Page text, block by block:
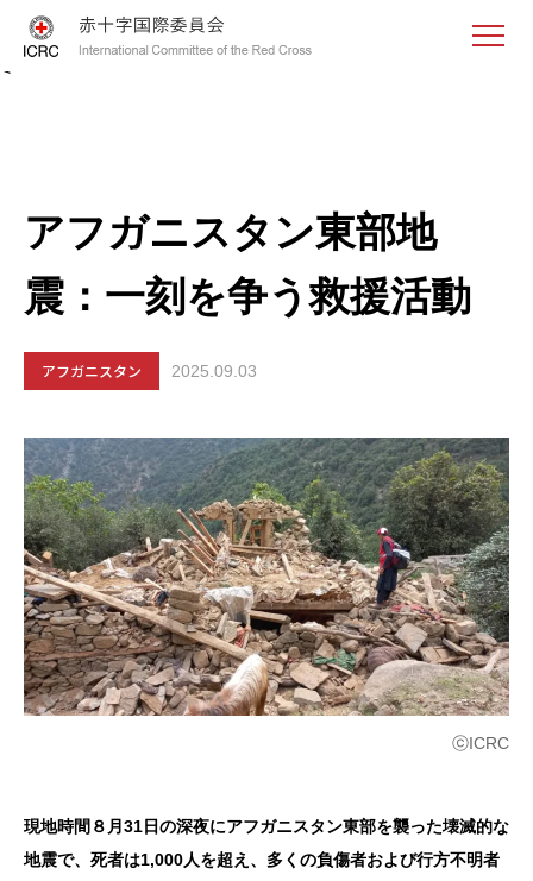
<
アフガニスタン東部地
震：一刻を争う救援活動
アフガニスタン 2025.09.03
ⓒICRC
現地時間８月31日の深夜にアフガニスタン東部を襲った壊滅的な
地震で、死者は1,000人を超え、多くの負傷者および行方不明者